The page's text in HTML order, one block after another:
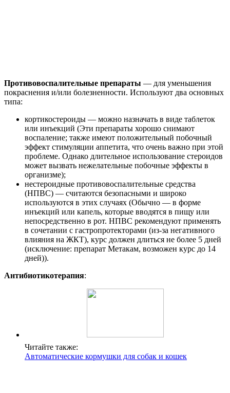
Противовоспалительные препараты — для уменьшения
покраснения и/или болезненности. Используют два основных
типа:
кортикостероиды — можно назначать в виде таблеток
или инъекций (Эти препараты хорошо снимают
воспаление; также имеют положительный побочный
эффект стимуляции аппетита, что очень важно при этой
проблеме. Однако длительное использование стероидов
может вызвать нежелательные побочные эффекты в
организме);
нестероидные противовоспалительные средства
(НПВС) — считаются безопасными и широко
используются в этих случаях (Обычно — в форме
инъекций или капель, которые вводятся в пищу или
непосредственно в рот. НПВС рекомендуют применять
в сочетании с гастропротекторами (из-за негативного
влияния на ЖКТ), курс должен длиться не более 5 дней
(исключение: препарат Метакам, возможен курс до 14
дней)).
Антибиотикотерапия:
Читайте также:
Автоматические кормушки для собак и кошек